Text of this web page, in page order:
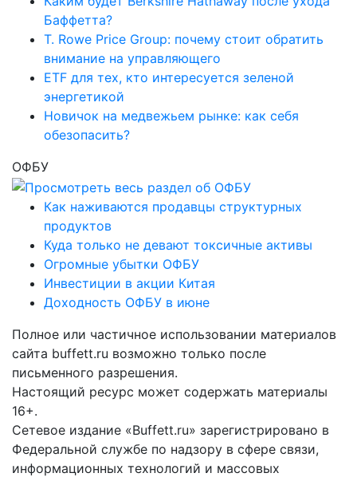
Баффетта?
T. Rowe Price Group: почему стоит обратить
внимание на управляющего
ETF для тех, кто интересуется зеленой
энергетикой
Новичок на медвежьем рынке: как себя
обезопасить?
ОФБУ
Как наживаются продавцы структурных
продуктов
Куда только не девают токсичные активы
Огромные убытки ОФБУ
Инвестиции в акции Китая
Доходность ОФБУ в июне
Полное или частичное использовании материалов
сайта buffett.ru возможно только после
письменного разрешения.
Настоящий ресурс может содержать материалы
16+.
Сетевое издание «Buffett.ru» зарегистрировано в
Федеральной службе по надзору в сфере связи,
информационных технологий и массовых